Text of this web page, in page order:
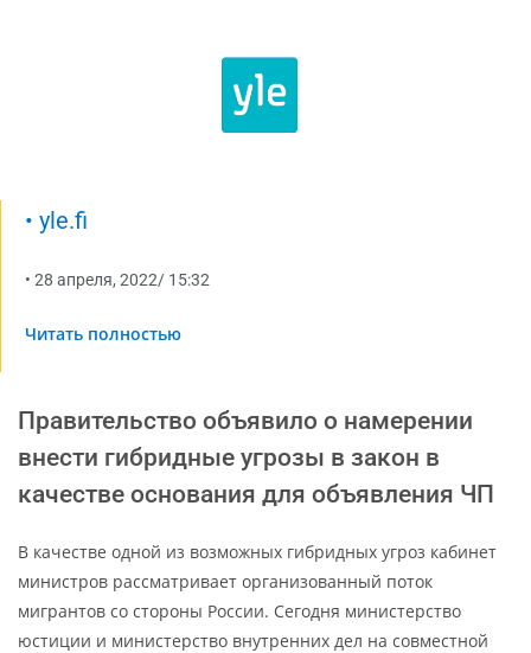
• yle.fi
• 28 апреля, 2022/ 15:32
Читать полностью
Правительство объявило о намерении
внести гибридные угрозы в закон в
качестве основания для объявления ЧП
В качестве одной из возможных гибридных угроз кабинет
министров рассматривает организованный поток
мигрантов со стороны России. Сегодня министерство
юстиции и министерство внутренних дел на совместной